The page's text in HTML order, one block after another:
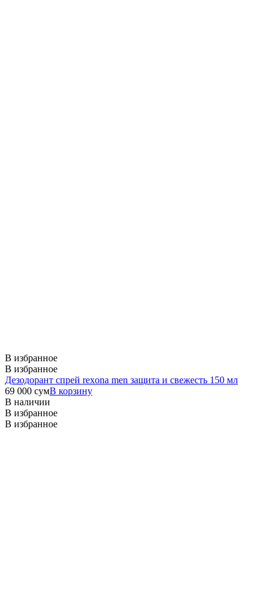
В избранное
В избранное
Дезодорант спрей rexona men защита и свежесть 150 мл
69 000 сумВ корзину
В наличии
В избранное
В избранное